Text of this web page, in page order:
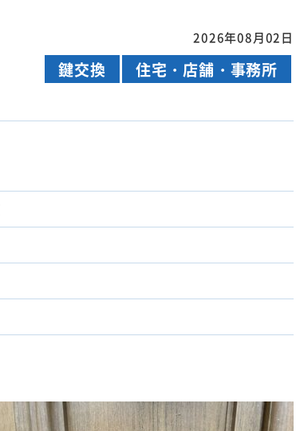
2026年08月02日
鍵交換 住宅・店舗・事務所